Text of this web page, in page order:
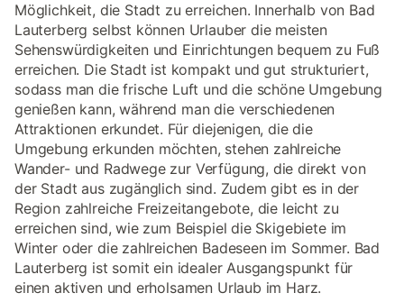
Möglichkeit, die Stadt zu erreichen. Innerhalb von Bad
Lauterberg selbst können Urlauber die meisten
Sehenswürdigkeiten und Einrichtungen bequem zu Fuß
erreichen. Die Stadt ist kompakt und gut strukturiert,
sodass man die frische Luft und die schöne Umgebung
genießen kann, während man die verschiedenen
Attraktionen erkundet. Für diejenigen, die die
Umgebung erkunden möchten, stehen zahlreiche
Wander- und Radwege zur Verfügung, die direkt von
der Stadt aus zugänglich sind. Zudem gibt es in der
Region zahlreiche Freizeitangebote, die leicht zu
erreichen sind, wie zum Beispiel die Skigebiete im
Winter oder die zahlreichen Badeseen im Sommer. Bad
Lauterberg ist somit ein idealer Ausgangspunkt für
einen aktiven und erholsamen Urlaub im Harz.